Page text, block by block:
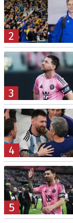
2
3
4
5